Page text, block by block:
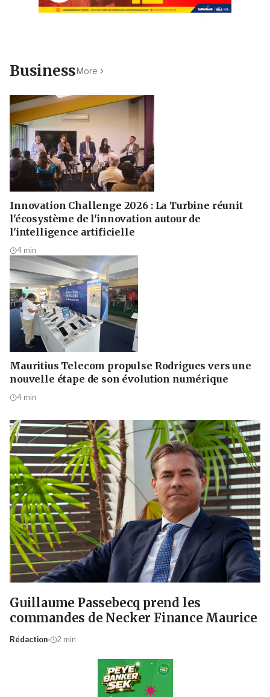
BusinessMore
Innovation Challenge 2026 : La Turbine réunit
l'écosystème de l'innovation autour de
l'intelligence artificielle
4 min
Mauritius Telecom propulse Rodrigues vers une
nouvelle étape de son évolution numérique
4 min
Guillaume Passebecq prend les
commandes de Necker Finance Maurice
Rédaction 2 min